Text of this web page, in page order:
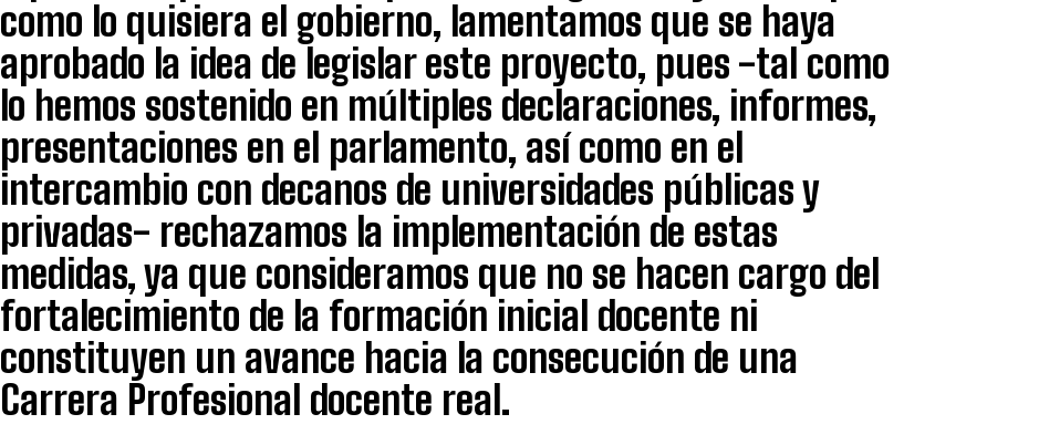
como lo quisiera el gobierno, lamentamos que se haya
aprobado la idea de legislar este proyecto, pues -tal como
lo hemos sostenido en múltiples declaraciones, informes,
presentaciones en el parlamento, así como en el
intercambio con decanos de universidades públicas y
privadas- rechazamos la implementación de estas
medidas, ya que consideramos que no se hacen cargo del
fortalecimiento de la formación inicial docente ni
constituyen un avance hacia la consecución de una
Carrera Profesional docente real.